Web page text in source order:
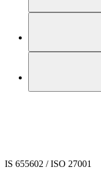
IS 655602 / ISO 27001